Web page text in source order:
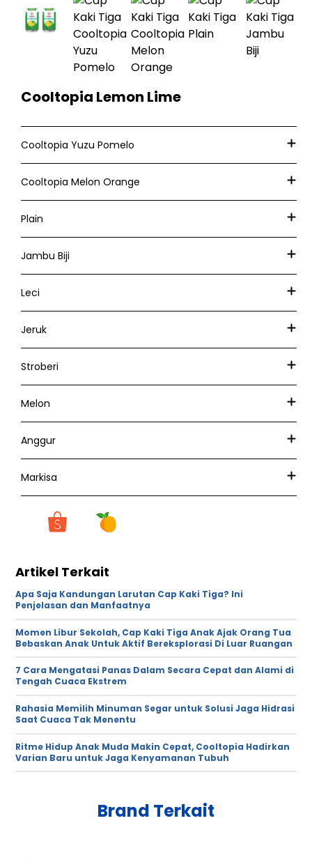
Cooltopia Lemon Lime
Cooltopia Yuzu Pomelo
Cooltopia Melon Orange
Plain
Jambu Biji
Leci
Jeruk
Stroberi
Melon
Anggur
Markisa
Artikel Terkait
Apa Saja Kandungan Larutan Cap Kaki Tiga? Ini
Penjelasan dan Manfaatnya
Momen Libur Sekolah, Cap Kaki Tiga Anak Ajak Orang Tua
Bebaskan Anak Untuk Aktif Bereksplorasi Di Luar Ruangan
7 Cara Mengatasi Panas Dalam Secara Cepat dan Alami di
Tengah Cuaca Ekstrem
Rahasia Memilih Minuman Segar untuk Solusi Jaga Hidrasi
Saat Cuaca Tak Menentu
Ritme Hidup Anak Muda Makin Cepat, Cooltopia Hadirkan
Varian Baru untuk Jaga Kenyamanan Tubuh
Brand Terkait